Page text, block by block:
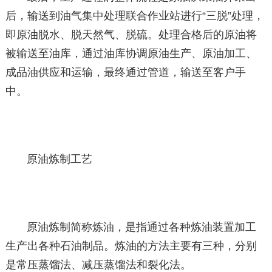
后，输送到油气集中处理联合作业站进行“三脱”处理，
即原油脱水、脱天然气、脱硫。处理合格后的原油将
被输送至油库，通过油库协调原油生产、原油加工、
成品油供应和运输，最终通过管道，输送至客户手
中。
原油炼制工艺
原油炼制简称炼油，是指通过各种炼油装置加工
生产出各种石油制品。炼油的方法主要有三种，分别
是常压蒸馏法、减压蒸馏法和裂化法。